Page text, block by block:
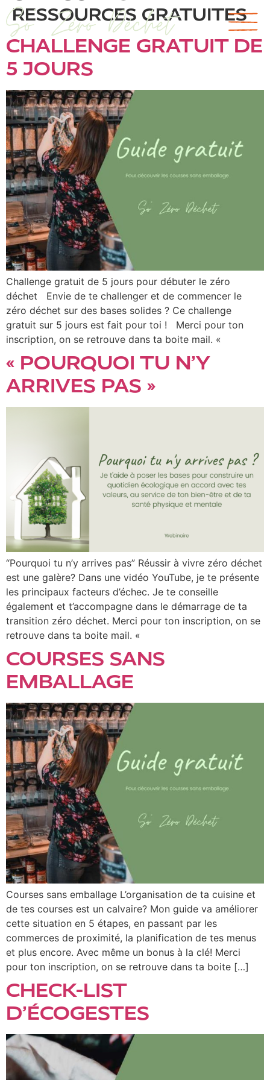
RESSOURCES GRATUITES
CHALLENGE GRATUIT DE
5 JOURS
Challenge gratuit de 5 jours pour débuter le zéro
déchet Envie de te challenger et de commencer le
zéro déchet sur des bases solides ? Ce challenge
gratuit sur 5 jours est fait pour toi ! Merci pour ton
inscription, on se retrouve dans ta boite mail. «
« POURQUOI TU N’Y
ARRIVES PAS »
“Pourquoi tu n’y arrives pas” Réussir à vivre zéro déchet
est une galère? Dans une vidéo YouTube, je te présente
les principaux facteurs d’échec. Je te conseille
également et t’accompagne dans le démarrage de ta
transition zéro déchet. Merci pour ton inscription, on se
retrouve dans ta boite mail. «
COURSES SANS
EMBALLAGE
Courses sans emballage L’organisation de ta cuisine et
de tes courses est un calvaire? Mon guide va améliorer
cette situation en 5 étapes, en passant par les
commerces de proximité, la planification de tes menus
et plus encore. Avec même un bonus à la clé! Merci
pour ton inscription, on se retrouve dans ta boite […]
CHECK-LIST
D’ÉCOGESTES